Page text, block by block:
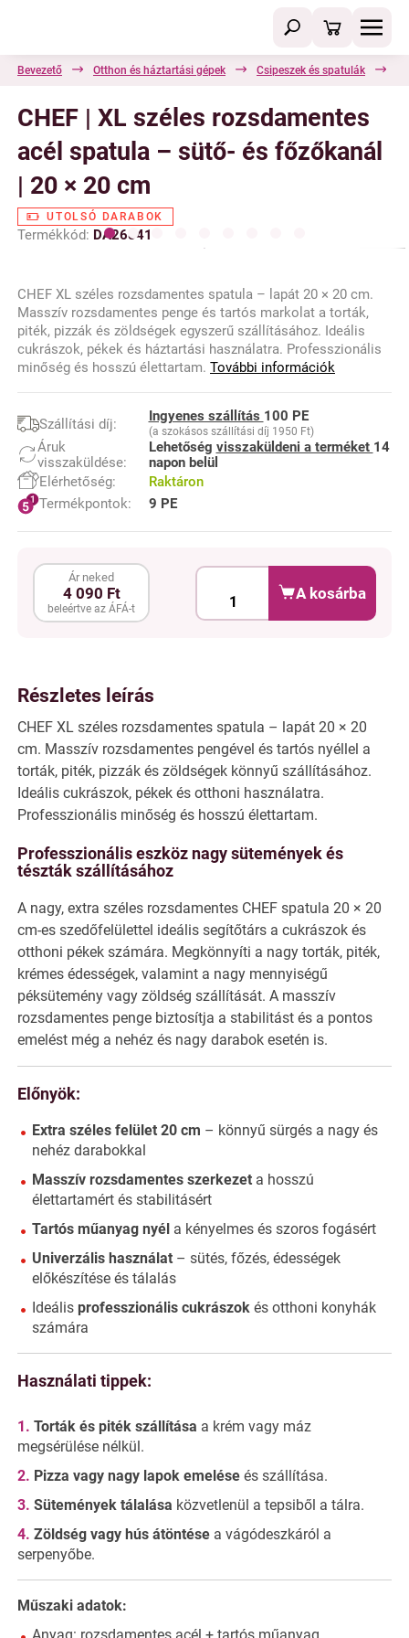
Bevezető Otthon és háztartási gépek Csipeszek és spatulák
CHEF | XL széles rozsdamentes
acél spatula – sütő- és főzőkanál
| 20 × 20 cm
UTOLSÓ DARABOK
Termékkód: DA26841
CHEF XL széles rozsdamentes spatula – lapát 20 × 20 cm.
Masszív rozsdamentes penge és tartós markolat a torták,
piték, pizzák és zöldségek egyszerű szállításához. Ideális
cukrászok, pékek és háztartási használatra. Professzionális
minőség és hosszú élettartam. További információk
Szállítási díj: Ingyenes szállítás 100 PE
(a szokásos szállítási díj 1950 Ft)
Áruk
visszaküldése:
Lehetőség visszaküldeni a terméket 14
napon belül
Elérhetőség:
Raktáron
Termékpontok:
9 PE
Ár neked
4 090 Ft
beleértve az ÁFÁ-t
A kosárba
Részletes leírás
CHEF XL széles rozsdamentes spatula – lapát 20 × 20
cm. Masszív rozsdamentes pengével és tartós nyéllel a
torták, piték, pizzák és zöldségek könnyű szállításához.
Ideális cukrászok, pékek és otthoni használatra.
Professzionális minőség és hosszú élettartam.
Professzionális eszköz nagy sütemények és
tészták szállításához
A nagy, extra széles rozsdamentes CHEF spatula 20 × 20
cm-es szedőfelülettel ideális segítőtárs a cukrászok és
otthoni pékek számára. Megkönnyíti a nagy torták, piték,
krémes édességek, valamint a nagy mennyiségű
péksütemény vagy zöldség szállítását. A masszív
rozsdamentes penge biztosítja a stabilitást és a pontos
emelést még a nehéz és nagy darabok esetén is.
Előnyök:
Extra széles felület 20 cm – könnyű sürgés a nagy és
nehéz darabokkal
Masszív rozsdamentes szerkezet a hosszú
élettartamért és stabilitásért
Tartós műanyag nyél a kényelmes és szoros fogásért
Univerzális használat – sütés, főzés, édességek
előkészítése és tálalás
Ideális professzionális cukrászok és otthoni konyhák
számára
Használati tippek:
Torták és piték szállítása a krém vagy máz
megsérülése nélkül.
Pizza vagy nagy lapok emelése és szállítása.
Sütemények tálalása közvetlenül a tepsiből a tálra.
Zöldség vagy hús átöntése a vágódeszkáról a
serpenyőbe.
Műszaki adatok: